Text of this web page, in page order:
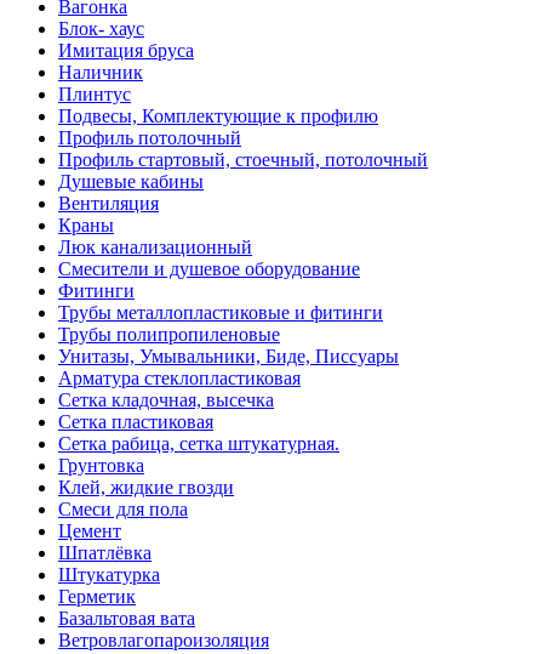
Вагонка
Блок- хаус
Имитация бруса
Наличник
Плинтус
Подвесы, Комплектующие к профилю
Профиль потолочный
Профиль стартовый, стоечный, потолочный
Душевые кабины
Вентиляция
Краны
Люк канализационный
Смесители и душевое оборудование
Фитинги
Трубы металлопластиковые и фитинги
Трубы полипропиленовые
Унитазы, Умывальники, Биде, Писсуары
Арматура стеклопластиковая
Сетка кладочная, высечка
Сетка пластиковая
Сетка рабица, сетка штукатурная.
Грунтовка
Клей, жидкие гвозди
Смеси для пола
Цемент
Шпатлёвка
Штукатурка
Герметик
Базальтовая вата
Ветровлагопароизоляция